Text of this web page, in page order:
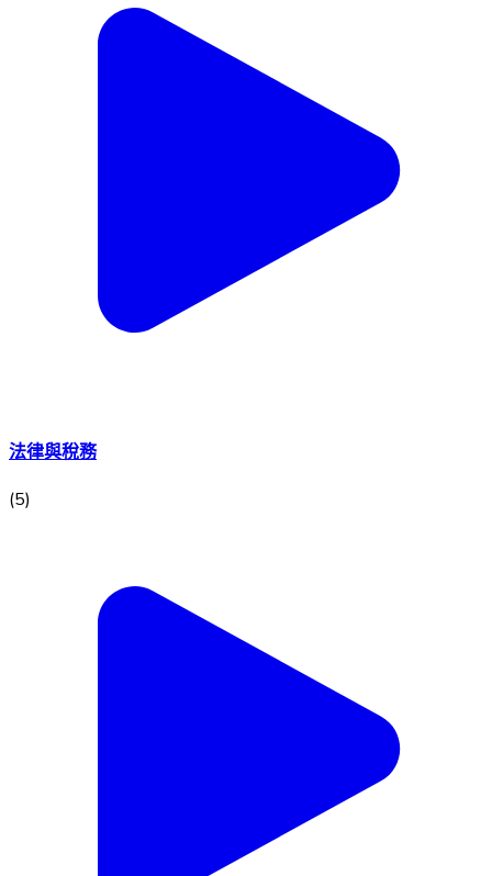
法律與稅務
(5)